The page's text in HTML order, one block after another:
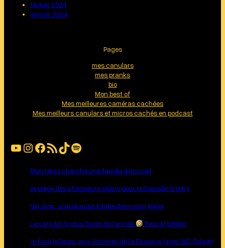
février 2024
janvier 2024
Pages
mes canulars
mes pranks
bio
Mon best of
Mes meilleures caméras cachées
Mes meilleurs canulars et micros cachés en podcast
YouTube Instagram Facebook Flux RSS TikTok Spotify
Mon ténia cherche une famille d’accueil
Je piège des chasseurs alpins pour le Gamelle Trophy
Ski stop : une skieuse tombe dans mon piège
Le canular le plus fluide de l’année Pascal Sellem
Je fous le bazar aux Victoires de la Musique (avec MC Solaar)